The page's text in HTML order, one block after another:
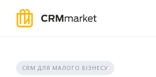
content
CRM ДЛЯ МАЛОГО БІЗНЕСУ